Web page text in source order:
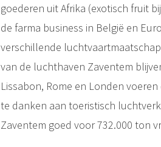
goederen uit Afrika (exotisch fruit
de farma business in België en
verschillende
van de luchthaven Zaventem
Lissabon, Rome en Londen
te danken aan toeristisch
Zaventem goed voor 732.000 ton